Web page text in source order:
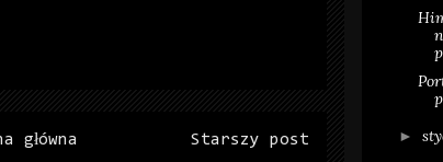
Starszy post
główna ►